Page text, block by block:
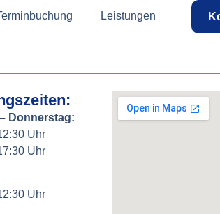
Leistungen
Donnerstag:
Uhr
Uhr
Uhr